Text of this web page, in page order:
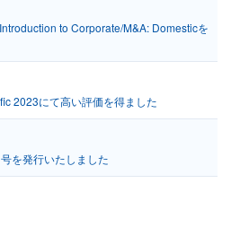
to Corporate/M&A: Domesticを
2023にて高い評価を得ました
を発行いたしました